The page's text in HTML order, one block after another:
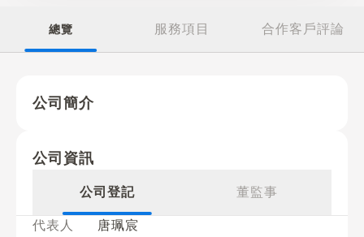
總覽 服務項目 合作客戶評論
公司簡介
公司資訊
公司登記 董監事
代表人
唐珮宸